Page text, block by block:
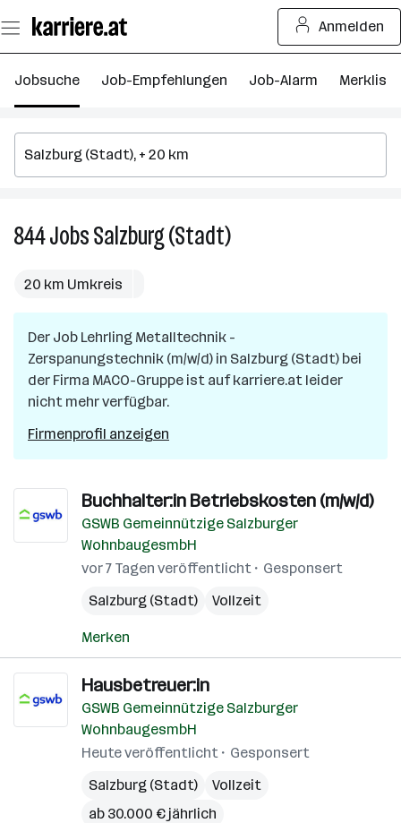
Seiteninhalt
springen
Anmelden
Jobsuche Job-Empfehlungen Job-Alarm Merkliste
844JobsSalzburg (Stadt)844
(Stadt)
20 km Umkreis
Der Job Lehrling Metalltechnik -
Zerspanungstechnik (m/w/d) in Salzburg (Stadt) bei
der Firma MACO-Gruppe ist auf karriere.at leider
nicht mehr verfügbar.
Firmenprofil anzeigen
Buchhalter:in Betriebskosten (m/w/d)
GSWB Gemeinnützige Salzburger
WohnbaugesmbH
vor 7 Tagen veröffentlicht
Gesponsert
Salzburg (Stadt)
Vollzeit
Merken
Hausbetreuer:in
GSWB Gemeinnützige Salzburger
WohnbaugesmbH
Heute veröffentlicht
Gesponsert
Salzburg (Stadt)
Vollzeit
ab 30.000 € jährlich